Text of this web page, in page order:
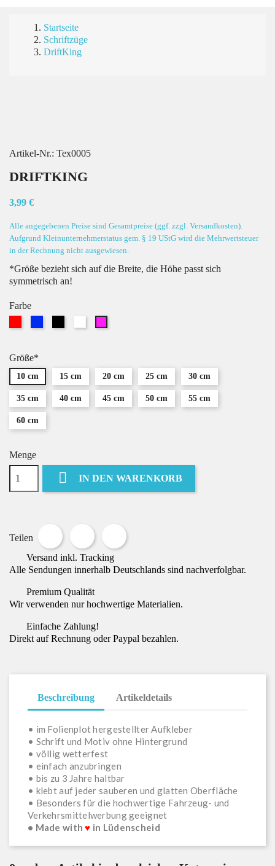
Startseite
Schriftzüge
DriftKing
Artikel-Nr.: Tex0005
DRIFTKING
3,99 €
Alle angegebenen Preise sind Gesamtpreise (ggf. zzgl. Versandkosten).
Aufgrund Kleinunternehmerstatus gem. § 19 UStG wird die Mehrwertsteuer
in der Rechnung nicht ausgewiesen.
*Größe bezieht sich auf die Breite, die Höhe passt sich
symmetrisch an!
Farbe
Größe*
10 cm 15 cm 20 cm 25 cm 30 cm
35 cm 40 cm 45 cm 50 cm 55 cm
60 cm
Menge
 IN DEN WARENKORB
Teilen
Versand inkl. Tracking
Alle Sendungen innerhalb Deutschlands sind nachverfolgbar.
Premium Qualität
Wir verwenden nur hochwertige Materialien.
Einfache Zahlung!
Direkt auf Rechnung oder Paypal bezahlen.
Beschreibung Artikeldetails
• im Folienplot hergestellter Aufkleber
• Schrift und Motiv ohne Hintergrund
• völlig wetterfest
• einfach anzubringen
• bis zu 3 Jahre haltbar
• klebt auf jeder sauberen und glatten Oberfläche
• Besonders für die hochwertige Fahrzeug- und
Verkehrsmittelwerbung geeignet
• Made with♥ in Lüdenscheid